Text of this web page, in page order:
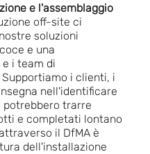
e l'assemblaggio
off-site ci
soluzioni
e una
i team di
Supportiamo i clienti, i
nell'identificare
trarre
e completati lontano
il DfMA è
dell'installazione